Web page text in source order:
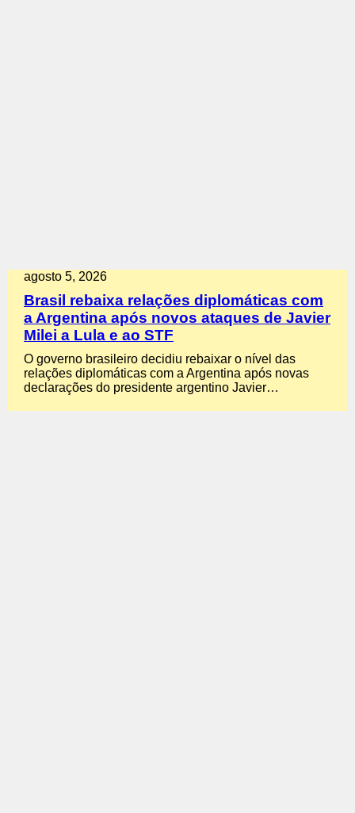
agosto 5, 2026
Brasil rebaixa relações diplomáticas com
a Argentina após novos ataques de Javier
Milei a Lula e ao STF
O governo brasileiro decidiu rebaixar o nível das
relações diplomáticas com a Argentina após novas
declarações do presidente argentino Javier…